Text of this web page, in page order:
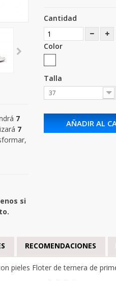
7
7
si
Cantidad
Color
Talla
37
AÑADIR AL
RECOMENDACIONES
pieles Floter de ternera de